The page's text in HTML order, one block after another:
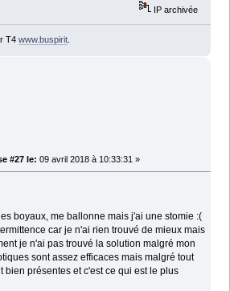
IP archivée
T4 www.buspirit.
#27 le: 09 avril 2018 à 10:33:31 »
boyaux, me ballonne mais j'ai une stomie :(
car je n'ai rien trouvé de mieux mais
je n'ai pas trouvé la solution malgré mon
sont assez efficaces mais malgré tout
bien présentes et c'est ce qui est le plus